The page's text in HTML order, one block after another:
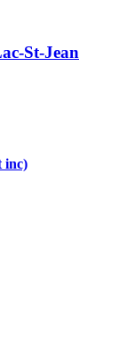
St-Jean
inc)